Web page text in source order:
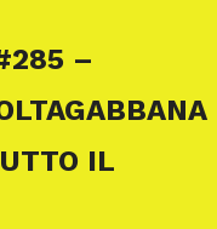
–
IL